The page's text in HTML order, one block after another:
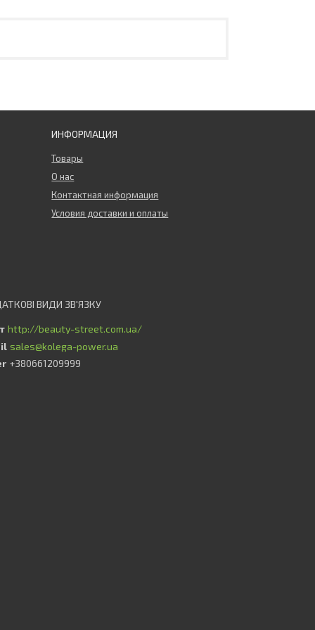
ИНФОРМАЦИЯ
Товары
О нас
Контактная информация
Условия доставки и оплаты
http://beauty-street.com.ua/
sales@kolega-power.ua
+380661209999